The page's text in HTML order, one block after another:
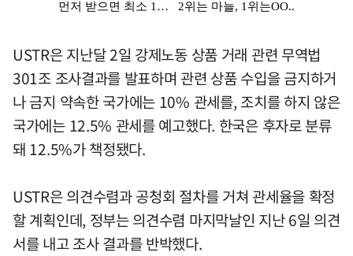
USTR은 지난달 2일 강제노동 상품 거래 관련 무역법
301조 조사결과를 발표하며 관련 상품 수입을 금지하거
나 금지 약속한 국가에는 10% 관세를, 조치를 하지 않은
국가에는 12.5% 관세를 예고했다. 한국은 후자로 분류
돼 12.5%가 책정됐다.
USTR은 의견수렴과 공청회 절차를 거쳐 관세율을 확정
할 계획인데, 정부는 의견수렴 마지막날인 지난 6일 의견
서를 내고 조사 결과를 반박했다.